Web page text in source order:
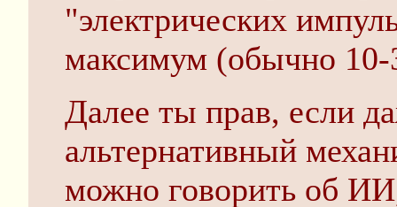
"электрических
максимум (обычно 10-
Далее ты прав, если
альтернативный
можно говорить об